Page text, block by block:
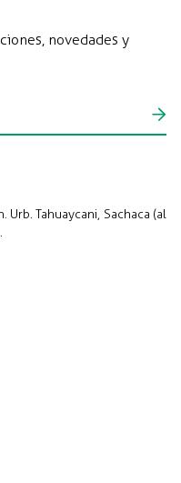
Urb. Tahuaycani, Sachaca (al
novedades y